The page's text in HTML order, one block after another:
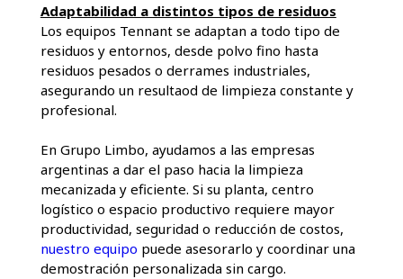
Adaptabilidad a distintos tipos de residuos
Los equipos Tennant se adaptan a todo tipo de
residuos y entornos, desde polvo fino hasta
residuos pesados o derrames industriales,
asegurando un resultaod de limpieza constante y
profesional.
En Grupo Limbo, ayudamos a las empresas
argentinas a dar el paso hacia la limpieza
mecanizada y eficiente. Si su planta, centro
logístico o espacio productivo requiere mayor
productividad, seguridad o reducción de costos,
nuestro equipo puede asesorarlo y coordinar una
demostración personalizada sin cargo.